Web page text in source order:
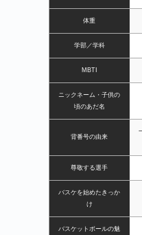
体重
学部／学科
MBTI
ニックネーム・子供の
頃のあだ名
背番号の由来
尊敬する選手
バスケを始めたきっか
け
バスケットボールの魅